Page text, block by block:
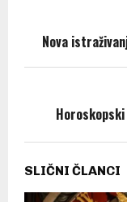
Nova
SLIČNI ČLANCI